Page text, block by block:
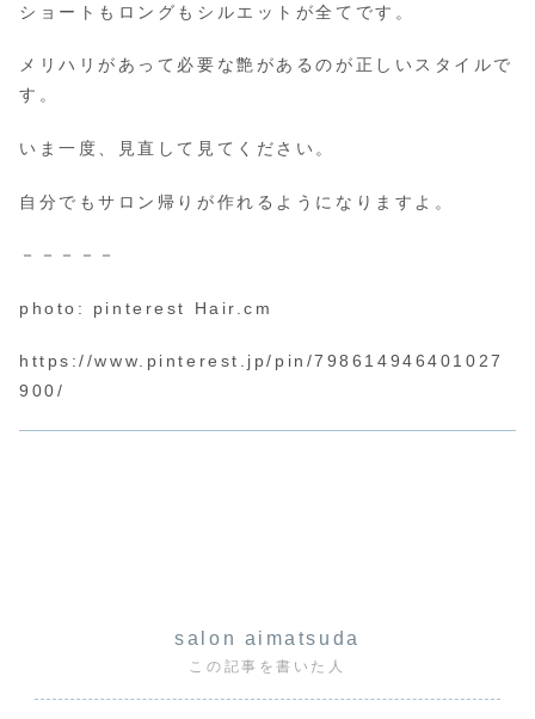
ショートもロングもシルエットが全てです。
メリハリがあって必要な艶があるのが正しいスタイルで
す。
いま一度、見直して見てください。
自分でもサロン帰りが作れるようになりますよ。
－－－－－
photo: pinterest Hair.cm
https://www.pinterest.jp/pin/798614946401027
900/
salon aimatsuda
この記事を書いた人